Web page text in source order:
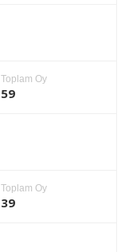
Toplam Oy
59
Toplam Oy
39